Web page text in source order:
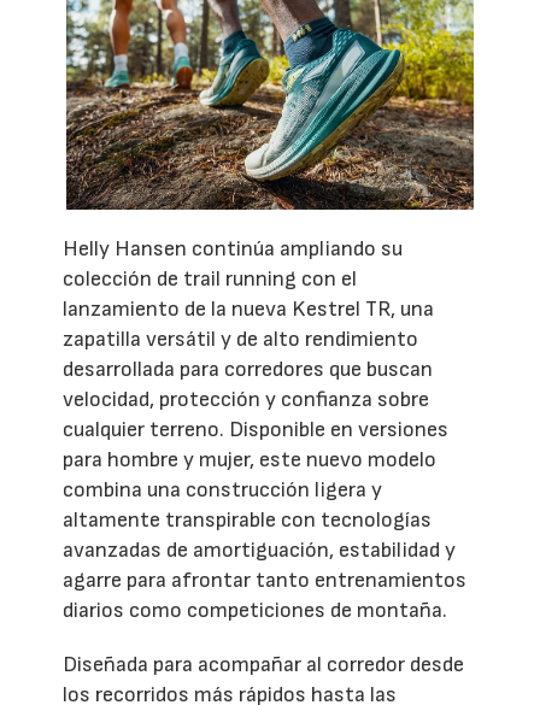
Helly Hansen continúa ampliando su
colección de trail running con el
lanzamiento de la nueva Kestrel TR, una
zapatilla versátil y de alto rendimiento
desarrollada para corredores que buscan
velocidad, protección y confianza sobre
cualquier terreno. Disponible en versiones
para hombre y mujer, este nuevo modelo
combina una construcción ligera y
altamente transpirable con tecnologías
avanzadas de amortiguación, estabilidad y
agarre para afrontar tanto entrenamientos
diarios como competiciones de montaña.
Diseñada para acompañar al corredor desde
los recorridos más rápidos hasta las